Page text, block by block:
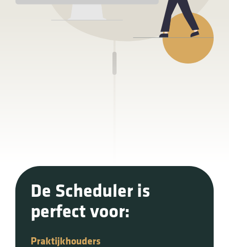
De Scheduler is
perfect voor:
Praktijkhouders